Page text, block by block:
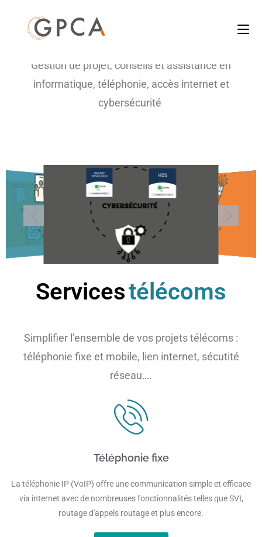
connecte vos projets !
Gestion de projet, conseils et assistance en
informatique, téléphonie, accès internet et
cybersécurité
Servicestélécoms
Simplifier l’ensemble de vos projets télécoms :
téléphonie fixe et mobile, lien internet, sécutité
réseau….
Téléphonie fixe
La téléphonie IP (VoIP) offre une communication simple et efficace
via internet avec de nombreuses fonctionnalités telles que SVI,
routage d'appels routage et plus encore.